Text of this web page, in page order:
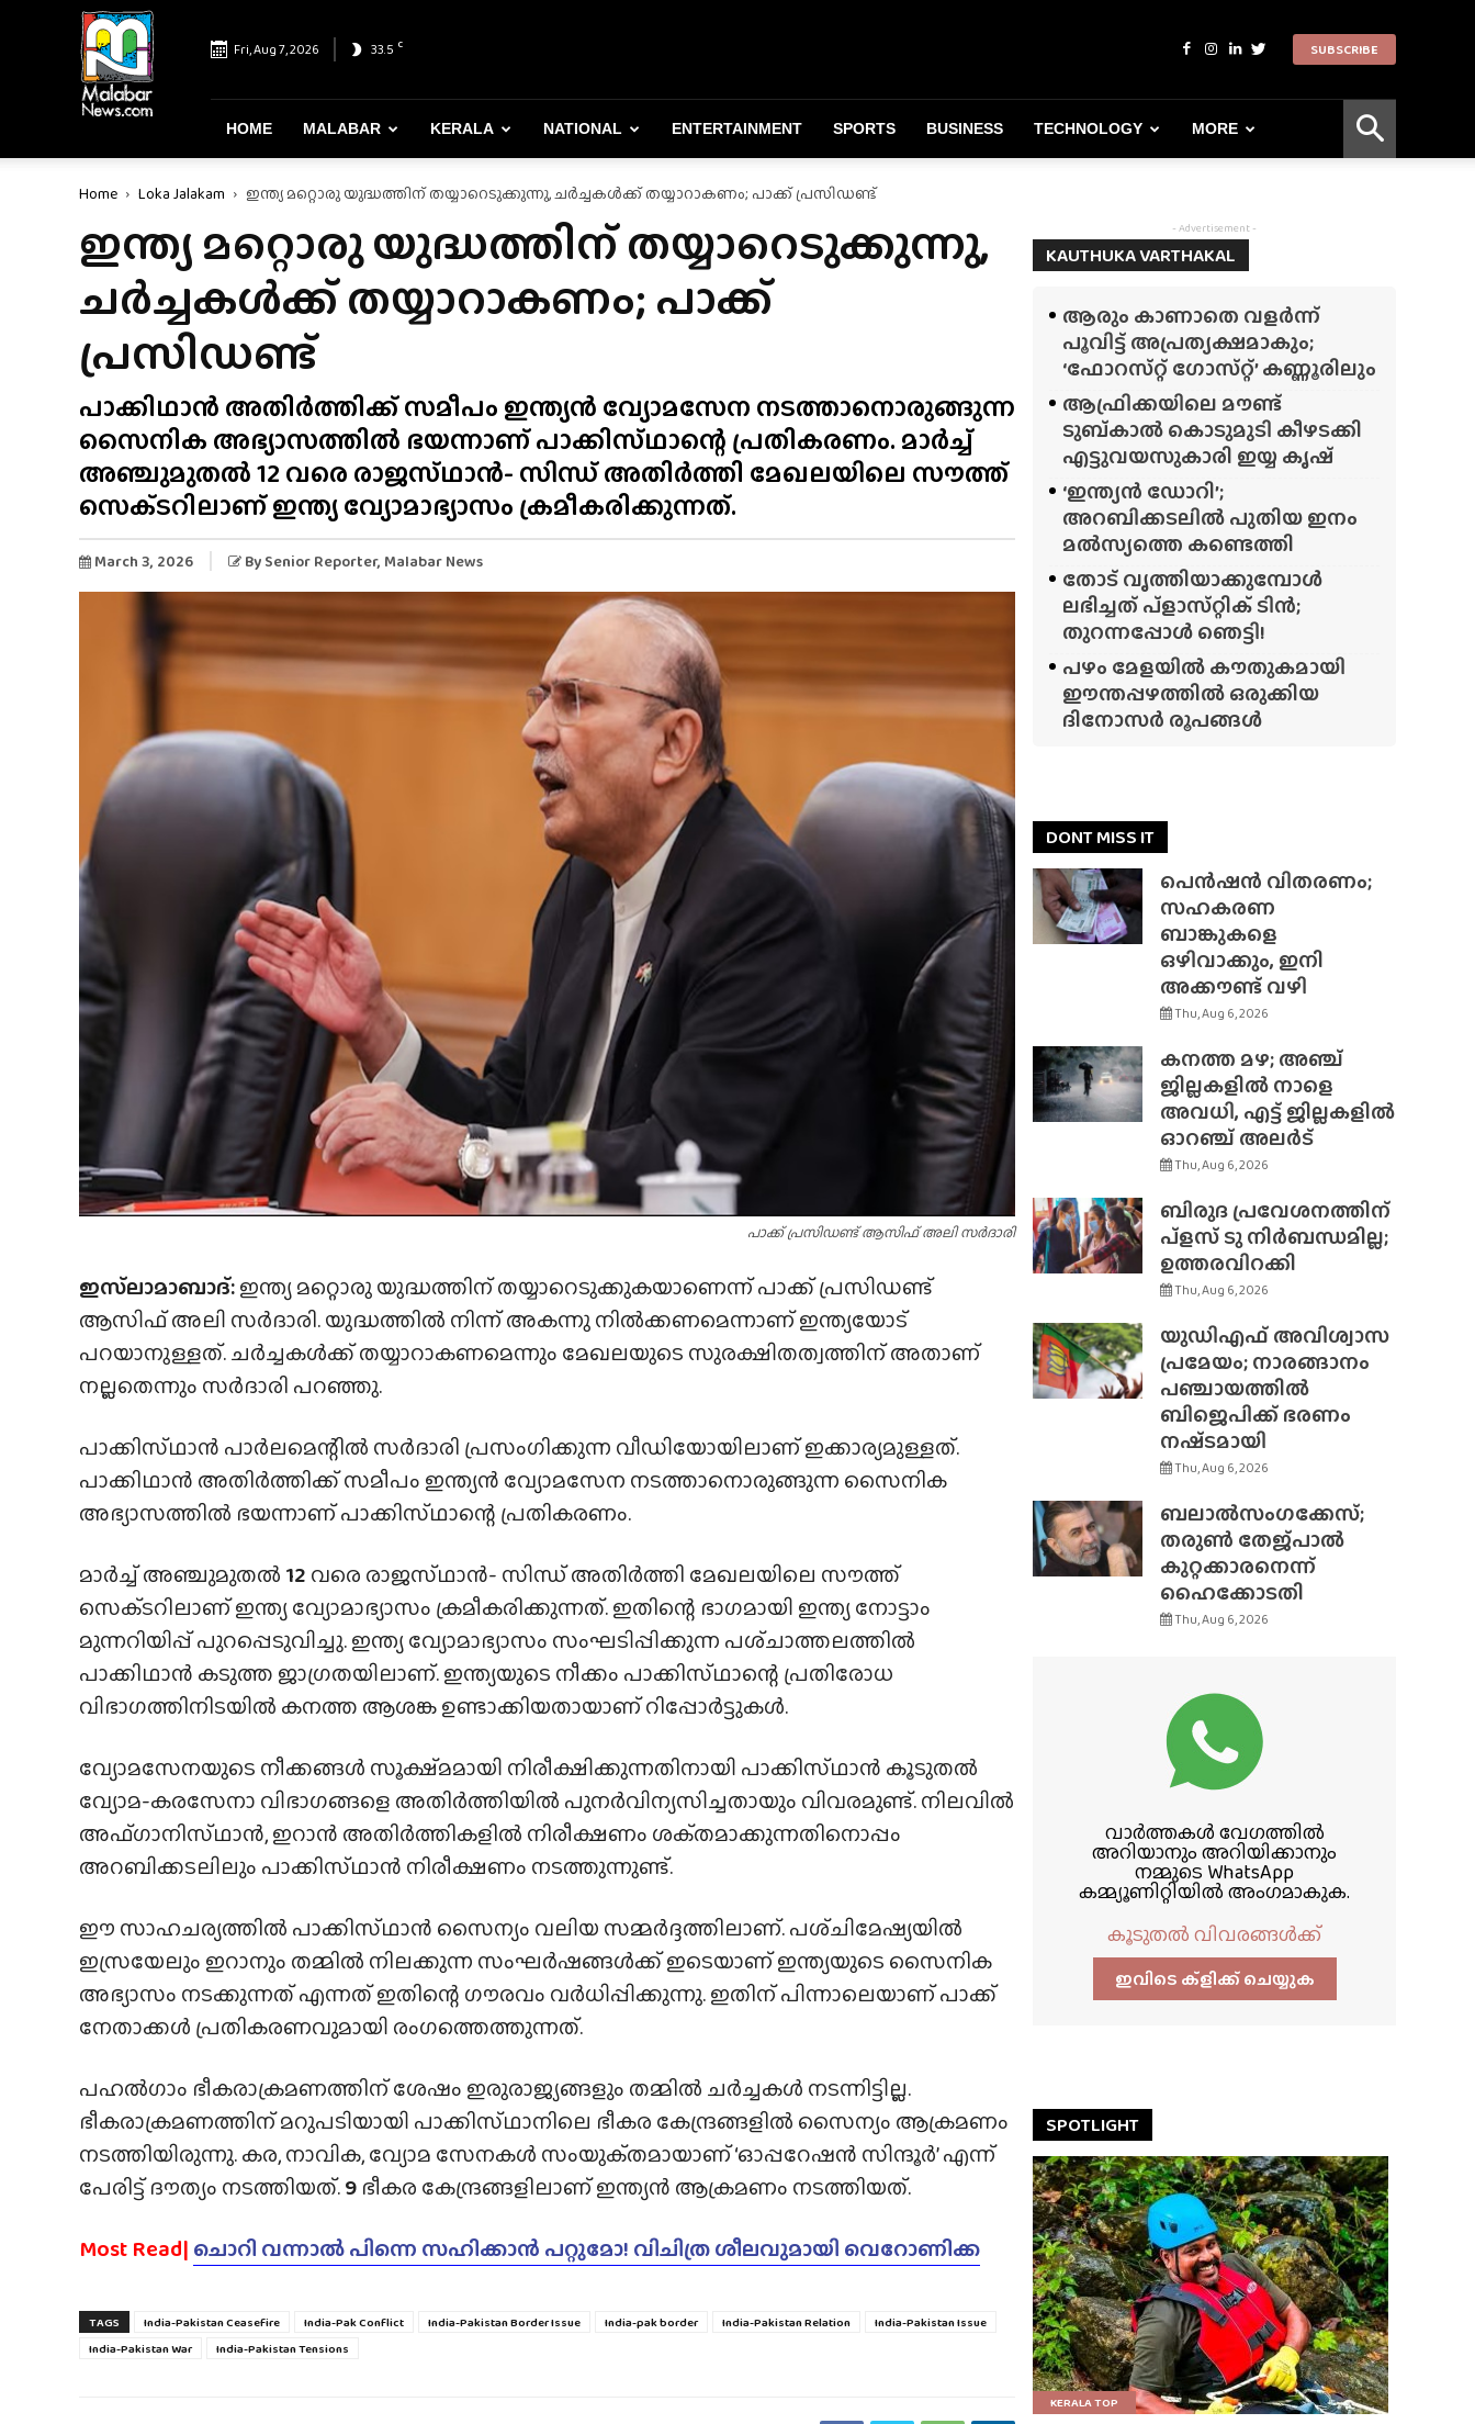
Malabar
News
–
Most
Reliable
Dependable
Portal
Fri, Aug 7, 2026 33.5 C SUBSCRIBE
HOME MALABAR KERALA NATIONAL ENTERTAINMENT SPORTS BUSINESS TECHNOLOGY MORE
Home Loka Jalakam ഇന്ത്യ മറ്റൊരു യുദ്ധത്തിന് തയ്യാറെടുക്കുന്നു, ചർച്ചകൾക്ക് തയ്യാറാകണം; പാക്ക് പ്രസിഡണ്ട്
ഇന്ത്യ മറ്റൊരു യുദ്ധത്തിന് തയ്യാറെടുക്കുന്നു,
ചർച്ചകൾക്ക് തയ്യാറാകണം; പാക്ക്
പ്രസിഡണ്ട്
പാക്കിഥാൻ അതിർത്തിക്ക് സമീപം ഇന്ത്യൻ വ്യോമസേന നടത്താനൊരുങ്ങുന്ന
സൈനിക അഭ്യാസത്തിൽ ഭയന്നാണ് പാക്കിസ്‌ഥാന്റെ പ്രതികരണം. മാർച്ച്
അഞ്ചുമുതൽ 12 വരെ രാജസ്‌ഥാൻ- സിന്ധ് അതിർത്തി മേഖലയിലെ സൗത്ത്
സെക്‌ടറിലാണ് ഇന്ത്യ വ്യോമാഭ്യാസം ക്രമീകരിക്കുന്നത്.
March 3, 2026 By Senior Reporter, Malabar News
പാക്ക് പ്രസിഡണ്ട് ആസിഫ് അലി സർദാരി
ഇസ്‌ലാമാബാദ്:ഇന്ത്യ മറ്റൊരു യുദ്ധത്തിന് തയ്യാറെടുക്കുകയാണെന്ന് പാക്ക് പ്രസിഡണ്ട്
ആസിഫ് അലി സർദാരി. യുദ്ധത്തിൽ നിന്ന് അകന്നു നിൽക്കണമെന്നാണ് ഇന്ത്യയോട്
പറയാനുള്ളത്. ചർച്ചകൾക്ക് തയ്യാറാകണമെന്നും മേഖലയുടെ സുരക്ഷിതത്വത്തിന് അതാണ്
നല്ലതെന്നും സർദാരി പറഞ്ഞു.
പാക്കിസ്‌ഥാൻ പാർലമെന്റിൽ സർദാരി പ്രസംഗിക്കുന്ന വീഡിയോയിലാണ് ഇക്കാര്യമുള്ളത്.
പാക്കിഥാൻ അതിർത്തിക്ക് സമീപം ഇന്ത്യൻ വ്യോമസേന നടത്താനൊരുങ്ങുന്ന സൈനിക
അഭ്യാസത്തിൽ ഭയന്നാണ് പാക്കിസ്‌ഥാന്റെ പ്രതികരണം.
മാർച്ച് അഞ്ചുമുതൽ 12 വരെ രാജസ്‌ഥാൻ- സിന്ധ് അതിർത്തി മേഖലയിലെ സൗത്ത്
സെക്‌ടറിലാണ് ഇന്ത്യ വ്യോമാഭ്യാസം ക്രമീകരിക്കുന്നത്. ഇതിന്റെ ഭാഗമായി ഇന്ത്യ നോട്ടാം
മുന്നറിയിപ്പ് പുറപ്പെടുവിച്ചു. ഇന്ത്യ വ്യോമാഭ്യാസം സംഘടിപ്പിക്കുന്ന പശ്‌ചാത്തലത്തിൽ
പാക്കിഥാൻ കടുത്ത ജാഗ്രതയിലാണ്. ഇന്ത്യയുടെ നീക്കം പാക്കിസ്‌ഥാന്റെ പ്രതിരോധ
വിഭാഗത്തിനിടയിൽ കനത്ത ആശങ്ക ഉണ്ടാക്കിയതായാണ് റിപ്പോർട്ടുകൾ.
വ്യോമസേനയുടെ നീക്കങ്ങൾ സൂക്ഷ്‌മമായി നിരീക്ഷിക്കുന്നതിനായി പാക്കിസ്‌ഥാൻ കൂടുതൽ
വ്യോമ-കരസേനാ വിഭാഗങ്ങളെ അതിർത്തിയിൽ പുനർവിന്യസിച്ചതായും വിവരമുണ്ട്. നിലവിൽ
അഫ്‌ഗാനിസ്‌ഥാൻ, ഇറാൻ അതിർത്തികളിൽ നിരീക്ഷണം ശക്‌തമാക്കുന്നതിനൊപ്പം
അറബിക്കടലിലും പാക്കിസ്‌ഥാൻ നിരീക്ഷണം നടത്തുന്നുണ്ട്.
ഈ സാഹചര്യത്തിൽ പാക്കിസ്‌ഥാൻ സൈന്യം വലിയ സമ്മർദ്ദത്തിലാണ്. പശ്‌ചിമേഷ്യയിൽ
ഇസ്രയേലും ഇറാനും തമ്മിൽ നിലക്കുന്ന സംഘർഷങ്ങൾക്ക് ഇടെയാണ് ഇന്ത്യയുടെ സൈനിക
അഭ്യാസം നടക്കുന്നത് എന്നത് ഇതിന്റെ ഗൗരവം വർധിപ്പിക്കുന്നു. ഇതിന് പിന്നാലെയാണ് പാക്ക്
നേതാക്കൾ പ്രതികരണവുമായി രംഗത്തെത്തുന്നത്.
പഹൽഗാം ഭീകരാക്രമണത്തിന് ശേഷം ഇരുരാജ്യങ്ങളും തമ്മിൽ ചർച്ചകൾ നടന്നിട്ടില്ല.
ഭീകരാക്രമണത്തിന് മറുപടിയായി പാക്കിസ്‌ഥാനിലെ ഭീകര കേന്ദ്രങ്ങളിൽ സൈന്യം ആക്രമണം
നടത്തിയിരുന്നു. കര, നാവിക, വ്യോമ സേനകൾ സംയുക്‌തമായാണ് ‘ഓപ്പറേഷൻ സിന്ദൂർ’ എന്ന്
പേരിട്ട് ദൗത്യം നടത്തിയത്.9 ഭീകര കേന്ദ്രങ്ങളിലാണ് ഇന്ത്യൻ ആക്രമണം നടത്തിയത്.
Most Read| ചൊറി വന്നാൽ പിന്നെ സഹിക്കാൻ പറ്റുമോ! വിചിത്ര ശീലവുമായി വെറോണിക്ക
TAGS India-Pakistan Ceasefire India-Pak Conflict India-Pakistan Border Issue India-pak border India-Pakistan Relation
India-Pakistan Issue
India-Pakistan War
India-Pakistan Tensions
- Advertisement -
KAUTHUKA VARTHAKAL
ആരും കാണാതെ വളർന്ന്
പൂവിട്ട് അപ്രത്യക്ഷമാകും;
‘ഫോറസ്‌റ്റ്‌ ഗോസ്‌റ്റ്’ കണ്ണൂരിലും
ആഫ്രിക്കയിലെ മൗണ്ട്
ടുബ്‌കാൽ കൊടുമുടി കീഴടക്കി
എട്ടുവയസുകാരി ഇയ്യ കൃഷ്
‘ഇന്ത്യൻ ഡോറി’;
അറബിക്കടലിൽ പുതിയ ഇനം
മൽസ്യത്തെ കണ്ടെത്തി
തോട് വൃത്തിയാക്കുമ്പോൾ
ലഭിച്ചത് പ്‌ളാസ്‌റ്റിക് ടിൻ;
തുറന്നപ്പോൾ ഞെട്ടി!
പഴം മേളയിൽ കൗതുകമായി
ഈന്തപ്പഴത്തിൽ ഒരുക്കിയ
ദിനോസർ രൂപങ്ങൾ
DONT MISS IT
പെൻഷൻ വിതരണം;
സഹകരണ
ബാങ്കുകളെ
ഒഴിവാക്കും, ഇനി
അക്കൗണ്ട് വഴി
Thu, Aug 6, 2026
കനത്ത മഴ; അഞ്ച്
ജില്ലകളിൽ നാളെ
അവധി, എട്ട് ജില്ലകളിൽ
ഓറഞ്ച് അലർട്
Thu, Aug 6, 2026
ബിരുദ പ്രവേശനത്തിന്
പ്ളസ് ടു നിർബന്ധമില്ല;
ഉത്തരവിറക്കി
Thu, Aug 6, 2026
യുഡിഎഫ് അവിശ്വാസ
പ്രമേയം; നാരങ്ങാനം
പഞ്ചായത്തിൽ
ബിജെപിക്ക് ഭരണം
നഷ്‌ടമായി
Thu, Aug 6, 2026
ബലാൽസംഗക്കേസ്;
തരുൺ തേജ്‌പാൽ
കുറ്റക്കാരനെന്ന്
ഹൈക്കോടതി
Thu, Aug 6, 2026
വാർത്തകൾ വേഗത്തിൽ
അറിയാനും അറിയിക്കാനും
നമ്മുടെ WhatsApp
കമ്മ്യൂണിറ്റിയിൽ അംഗമാകുക.
കൂടുതൽ വിവരങ്ങൾക്ക്
ഇവിടെ ക്ളിക്ക്‌ ചെയ്യുക
SPOTLIGHT
KERALA TOP